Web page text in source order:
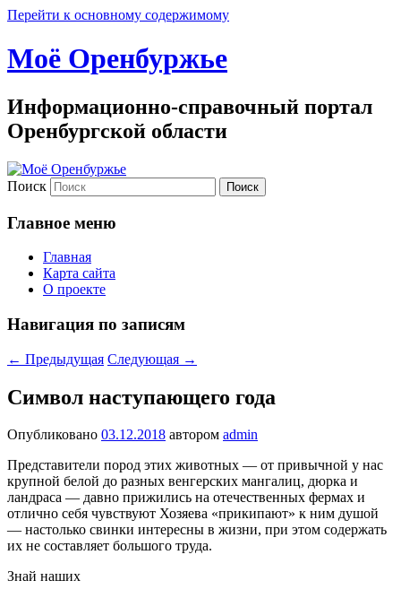
Перейти к основному содержимому
Моё Оренбуржье
Информационно-справочный портал
Оренбургской области
Поиск
Главное меню
Главная
Карта сайта
О проекте
Навигация по записям
← Предыдущая Следующая →
Символ наступающего года
Опубликовано 03.12.2018 автором admin
Представители пород этих животных — от привычной у нас
крупной белой до разных венгерских манга­лиц, дюрка и
ландраса — давно прижились на отече­ственных фермах и
отлич­но себя чувствуют Хозяева «прикипают» к ним душой
— настолько свинки инте­ресны в жизни, при этом содержать
их не составляет большого труда.
Знай наших